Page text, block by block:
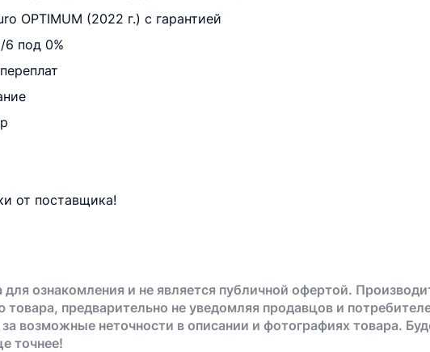
OPTIMUM (2022 г.) с гарантией
6 под 0%
от поставщика!
ознакомления и не является публичной офертой.
предварительно не уведомляя продавцов и
за возможные неточности в описании и фотографиях товара.
точнее!